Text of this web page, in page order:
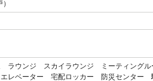
ラウンジ スカイラウンジ ミーティング
レベーター 宅配ロッカー 防災センター